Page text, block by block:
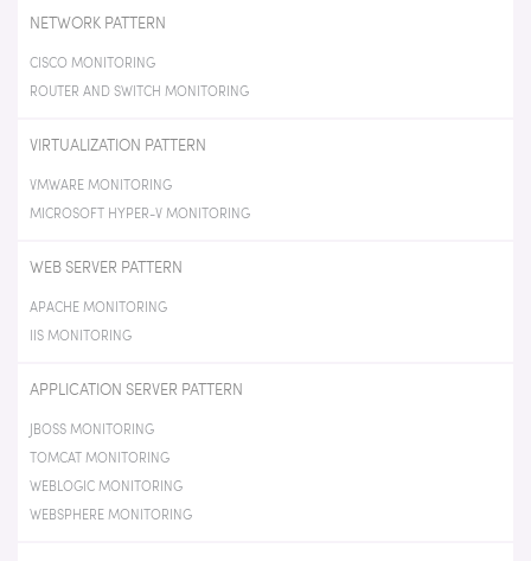
NETWORK PATTERN
CISCO MONITORING
ROUTER AND SWITCH MONITORING
VIRTUALIZATION PATTERN
VMWARE MONITORING
MICROSOFT HYPER-V MONITORING
WEB SERVER PATTERN
APACHE MONITORING
IIS MONITORING
APPLICATION SERVER PATTERN
JBOSS MONITORING
TOMCAT MONITORING
WEBLOGIC MONITORING
WEBSPHERE MONITORING